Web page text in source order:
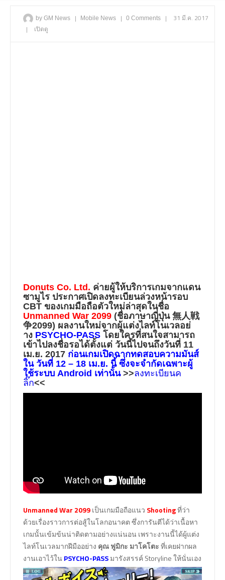
by GM News | Mobile News | 0 Comments |
31 มี.ค. 2017
|
เปิดดู
Donuts Co. Ltd. ค่ายผู้ให้บริการเกมจากแดน
ซามูไร ประกาศเปิดลงทะเบียนล่วงหน้ารอบ
CBT ของเกมมือถือตัวใหม่ล่าสุดในชื่อ
Unmanned War 2099 (ชื่อภาษาญี่ปุ่น 無人戦
争2099) ผลงานใหม่จากผู้แต่งไลท์โนเวลอย่
าง PSYCHO-PASS โดยใครที่สนใจสามารถ
เข้าไปลงชื่อรอได้ตั้งแต่ วันนี้ไปจนถึงวันที่ 11
เม.ย. 2017 ก่อนเกมเปิดฉากทดสอบความมันส์
ใน วันที่ 12 – 18 เม.ย. นี้ ซึ่งจะจำกัดเฉพาะผู้
ใช้ระบบ Android เท่านั้น >>ลงทะเบียนค
ลิ๊ก<<
Unmanned War 2099เป็นเกมมือถือแนว Shootingที่ว่า
ด้วยเรื่องราวการต่อสู้ในโลกอนาคต ซึ่งการันตีได้ว่าเนื้อหา
เกมนั้นเข้มข้นน่าติดตามอย่างแน่นอน เพราะงานนี้ได้ผู้แต่ง
ไลท์โนเวลมากฝีมืออย่าง คุณ ฟูมิกะ มาโคโตะที่เคยฝากผล
งานเอาไว้ใน PSYCHO-PASSมารังสรรค์ Storyline ให้นั่นเอง